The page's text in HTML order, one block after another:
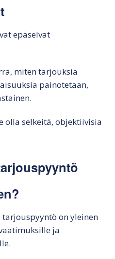
epäselvät
miten tarjouksia
painotetaan,
olla selkeitä, objektiivisia
on yleinen
ja